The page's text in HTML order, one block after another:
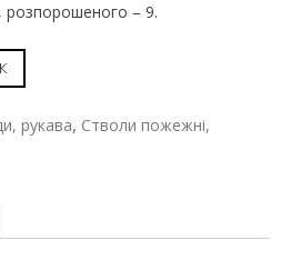
розпорошеного – 9.
рукава, Стволи пожежні,